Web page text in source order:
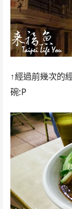
↑經過前幾次的
碗:P